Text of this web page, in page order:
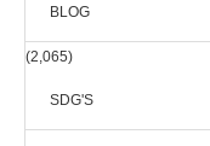
BLOG
(2,065)
SDG'S